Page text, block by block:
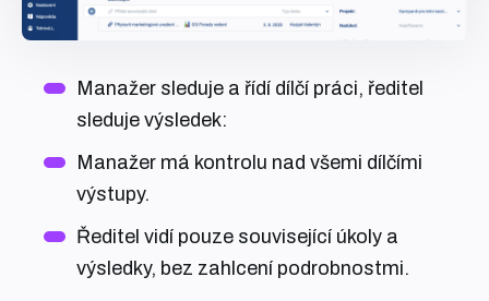
Manažer sleduje a řídí dílčí práci, ředitel
sleduje výsledek:
Manažer má kontrolu nad všemi dílčími
výstupy.
Ředitel vidí pouze související úkoly a
výsledky, bez zahlcení podrobnostmi.